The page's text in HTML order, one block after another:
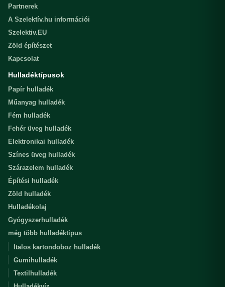
Partnerek
A Szelektív.hu információi
Szelektiv.EU
Zöld építészet
Kapcsolat
Hulladéktípusok
Papír hulladék
Műanyag hulladék
Fém hulladék
Fehér üveg hulladék
Elektronikai hulladék
Színes üveg hulladék
Szárazelem hulladék
Építési hulladék
Zöld hulladék
Hulladékolaj
Gyógyszerhulladék
még több hulladéktipus
Italos kartondoboz hulladék
Gumihulladék
Textilhulladék